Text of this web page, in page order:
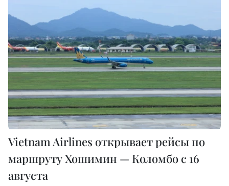
Vietnam Airlines открывает рейсы по
маршруту Хошимин — Коломбо с 16
августа